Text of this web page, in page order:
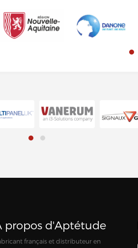
propos d'Aptétude
français et distributeur en